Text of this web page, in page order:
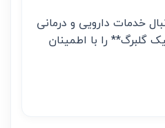
خدمات دارویی و درمانی
گلبرگ** را با اطمینان